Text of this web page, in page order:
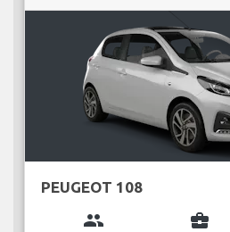
PEUGEOT 108
group business_center